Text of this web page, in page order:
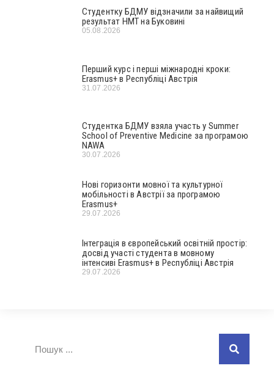
Студентку БДМУ відзначили за найвищий
результат НМТ на Буковині
05.08.2026
Перший курс і перші міжнародні кроки:
Erasmus+ в Республіці Австрія
31.07.2026
Студентка БДМУ взяла участь у Summer
School of Preventive Medicine за програмою
NAWA
30.07.2026
Нові горизонти мовної та культурної
мобільності в Австрії за програмою
Erasmus+
29.07.2026
Інтеграція в європейський освітній простір:
досвід участі студента в мовному
інтенсиві Erasmus+ в Республіці Австрія
29.07.2026